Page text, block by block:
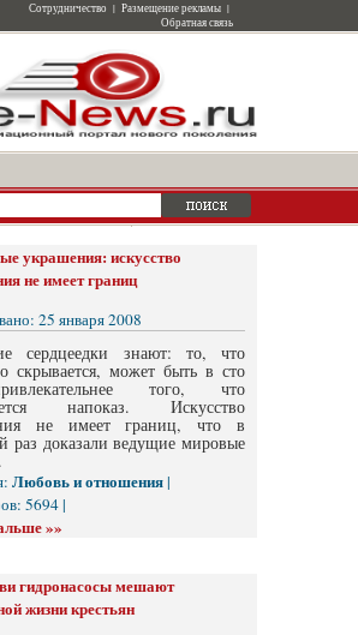
Сотрудничество | Размещение рекламы |
Обратная связь
украшения: искусство
не имеет границ
25 января 2008
сердцеедки знают: то, что
скрывается, может быть в сто
того, что
напоказ. Искусство
не имеет границ, что в
раз доказали ведущие мировые
Любовь и отношения|
5694 |
»»
гидронасосы мешают
жизни крестьян